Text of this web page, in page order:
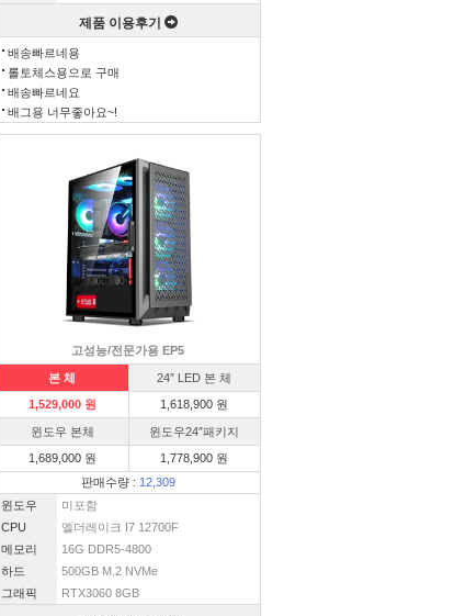
제품 이용후기
배송빠르네용
롤토체스용으로 구매
배송빠르네요
배그용 너무좋아요~!
고성능/전문가용 EP5
본 체
24″ LED 본 체
1,529,000 원
1,618,900 원
윈도우 본체
윈도우24″패키지
1,689,000 원
1,778,900 원
판매수량 : 12,309
윈도우
미포함
CPU
엘더레이크 I7 12700F
메모리
16G DDR5-4800
하드
500GB M.2 NVMe
그래픽
RTX3060 8GB